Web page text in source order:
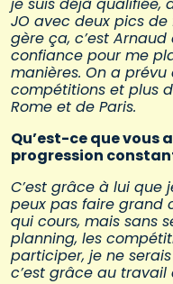
JO avec deux pics de
gère ça, c’est
confiance pour me
manières. On a
compétitions et plus
Rome et de Paris.
Qu’est-ce que vous
progression
C’est grâce à lui que
peux pas faire grand
qui cours, mais sans
planning, les
participer, je ne
c’est grâce au travail